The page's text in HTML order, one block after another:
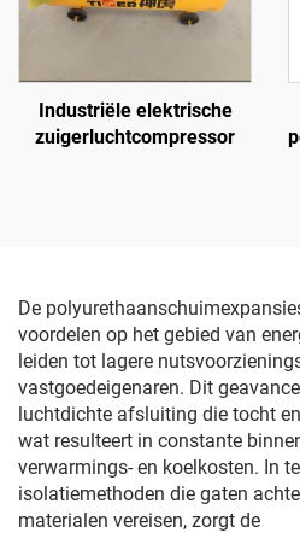
Industriële elektrische
zuigerluchtcompressor
De
voordelen op het gebied van
leiden tot lagere
vastgoedeigenaren. Dit
luchtdichte afsluiting die tocht
wat resulteert in constante
verwarmings- en koelkosten. In
isolatiemethoden die gaten
materialen vereisen, zorgt de